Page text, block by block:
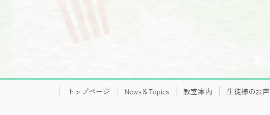
トップページ News＆Topics 教室案内 生徒様のお声